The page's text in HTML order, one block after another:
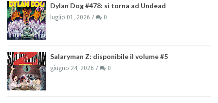
Dylan Dog #478: si torna ad Undead
luglio 01, 2026 0
Salaryman Z: disponibile il volume #5
giugno 24, 2026 0